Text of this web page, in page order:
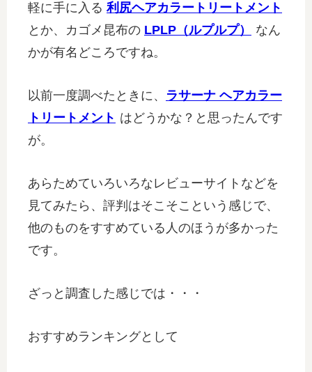
軽に手に入る利尻ヘアカラートリートメント
とか、カゴメ昆布の LPLP（ルプルプ）
なん
かが有名どころですね。
以前一度調べたときに、 ラサーナ ヘアカラー
トリートメント はどうかな？と思ったんです
が。
あらためていろいろなレビューサイトなどを
見てみたら、評判はそこそこという感じで、
他のものをすすめている人のほうが多かった
です。
ざっと調査した感じでは・・・
おすすめランキングとして